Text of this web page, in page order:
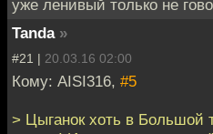
уже ленивый только не
Tanda »
#21 | 20.03.16 02:00
Кому: AISI316, #5
> Цыганок хоть в Большой